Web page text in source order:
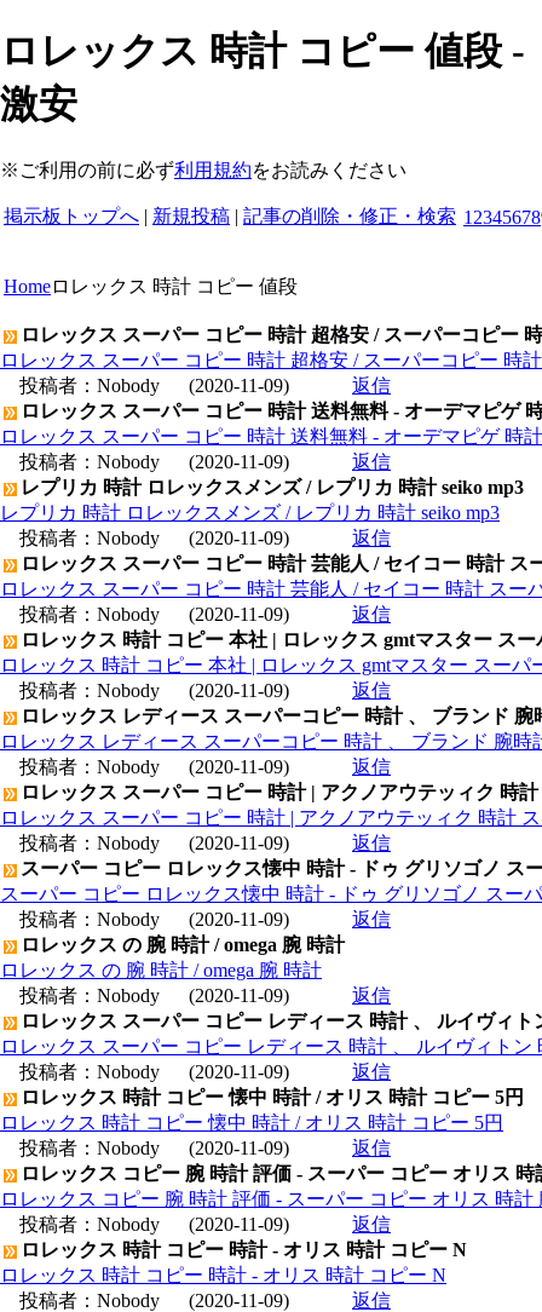
ロレックス 時計 コピー 値段
激安
※ご利用の前に必ず利用規約をお読みください
掲示板トップへ | 新規投稿 | 記事の削除・修正・検索 1 2345678
Homeロレックス 時計 コピー 値段
ロレックス スーパー コピー 時計 超格安 / スーパーコピー
ロレックス スーパー コピー 時計 超格安 / スーパーコピー 時
投稿者： Nobody (2020-11-09)
返信
ロレックス スーパー コピー 時計 送料無料 - オーデマピゲ
ロレックス スーパー コピー 時計 送料無料 - オーデマピゲ 時
投稿者： Nobody (2020-11-09)
返信
レプリカ 時計 ロレックスメンズ / レプリカ 時計 seiko mp3
レプリカ 時計 ロレックスメンズ / レプリカ 時計 seiko mp3
投稿者： Nobody (2020-11-09)
返信
ロレックス スーパー コピー 時計 芸能人 / セイコー 時計 ス
ロレックス スーパー コピー 時計 芸能人 / セイコー 時計 スー
投稿者： Nobody (2020-11-09)
返信
ロレックス 時計 コピー 本社 | ロレックス gmtマスター ス
ロレックス 時計 コピー 本社 | ロレックス gmtマスター スーパ
投稿者： Nobody (2020-11-09)
返信
ロレックス レディース スーパーコピー 時計 、 ブランド
ロレックス レディース スーパーコピー 時計 、 ブランド 腕時
投稿者： Nobody (2020-11-09)
返信
ロレックス スーパー コピー 時計 | アクノアウテッィク 時
ロレックス スーパー コピー 時計 | アクノアウテッィク 時計
投稿者： Nobody (2020-11-09)
返信
スーパー コピー ロレックス懐中 時計 - ドゥ グリソゴノ ス
スーパー コピー ロレックス懐中 時計 - ドゥ グリソゴノ スー
投稿者： Nobody (2020-11-09)
返信
ロレックス の 腕 時計 / omega 腕 時計
ロレックス の 腕 時計 / omega 腕 時計
投稿者： Nobody (2020-11-09)
返信
ロレックス スーパー コピー レディース 時計 、 ルイヴィ
ロレックス スーパー コピー レディース 時計 、 ルイヴィト
投稿者： Nobody (2020-11-09)
返信
ロレックス 時計 コピー 懐中 時計 / オリス 時計 コピー 5円
ロレックス 時計 コピー 懐中 時計 / オリス 時計 コピー 5円
投稿者： Nobody (2020-11-09)
返信
ロレックス コピー 腕 時計 評価 - スーパー コピー オリス 時
ロレックス コピー 腕 時計 評価 - スーパー コピー オリス 時計
投稿者： Nobody (2020-11-09)
返信
ロレックス 時計 コピー 時計 - オリス 時計 コピー N
ロレックス 時計 コピー 時計 - オリス 時計 コピー N
投稿者： Nobody (2020-11-09)
返信